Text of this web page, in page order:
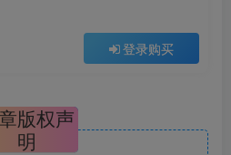
登录购买
版权声
明